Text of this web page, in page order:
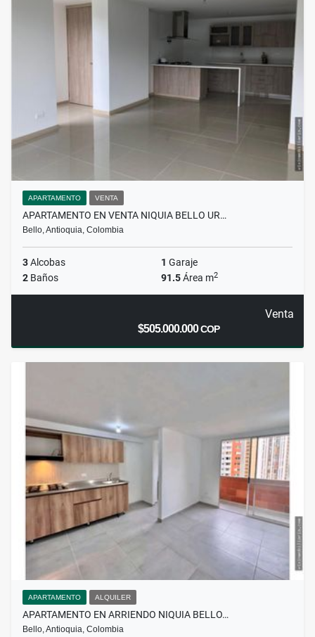
APARTAMENTO VENTA
APARTAMENTO EN VENTA NIQUIA BELLO UR…
Bello, Antioquia, Colombia
3Alcobas 1 Garaje
2 Baños 91.5Área m2
Venta
$505.000.000COP
APARTAMENTO ALQUILER
APARTAMENTO EN ARRIENDO NIQUIA BELLO…
Bello, Antioquia, Colombia